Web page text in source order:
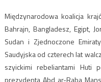
Międzynarodowa koalicja
Bahrajn, Bangladesz, Egipt,
Sudan i Zjednoczone
Saudyjska od czterech lat
szyickimi rebeliantami Huti
prezydenta Abd ar-Raba